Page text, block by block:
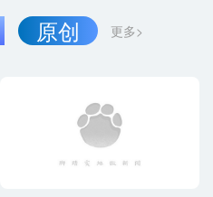
更多>
原创